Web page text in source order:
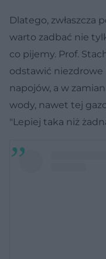
Dlatego, zwłaszcza
warto zadbać nie
co pijemy. Prof.
odstawić niezdrowe
napojów, a w
wody, nawet tej
"Lepiej taka niż